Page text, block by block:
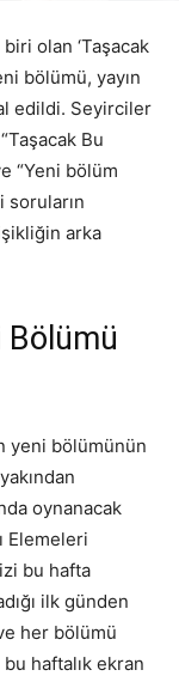
biri olan ‘Taşacak
bölümü, yayın
edildi. Seyirciler
Bu
“Yeni bölüm
soruların
arka
Bölümü
yeni bölümünün
oynanacak
Elemeleri
bu hafta
ilk günden
her bölümü
haftalık ekran